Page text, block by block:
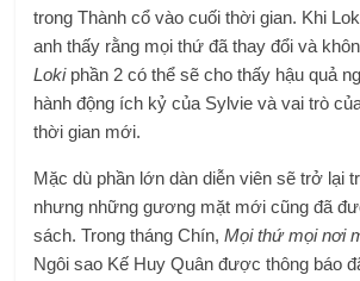
trong Thành cổ vào cuối thời gian. Khi
anh thấy rằng mọi thứ đã thay đổi và
Loki phần 2 có thể sẽ cho thấy hậu quả
hành động ích kỷ của Sylvie và vai trò
thời gian mới.
Mặc dù phần lớn dàn diễn viên sẽ trở lại
nhưng những gương mặt mới cũng đã
sách. Trong tháng Chín,Mọi thứ mọi nơi
Ngôi sao Kế Huy Quân được thông báo